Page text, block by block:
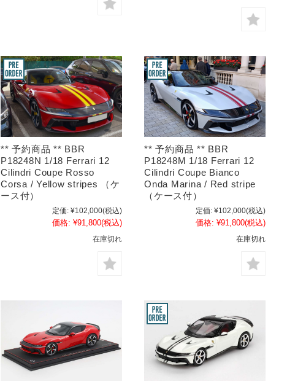
** 予約商品 ** BBR
P18248N 1/18 Ferrari 12
Cilindri Coupe Rosso
Corsa / Yellow stripes （ケ
ース付）
定価: ¥102,000(税込)
価格: ¥91,800(税込)
在庫切れ
** 予約商品 ** BBR
P18248M 1/18 Ferrari 12
Cilindri Coupe Bianco
Onda Marina / Red stripe
（ケース付）
定価: ¥102,000(税込)
価格: ¥91,800(税込)
在庫切れ